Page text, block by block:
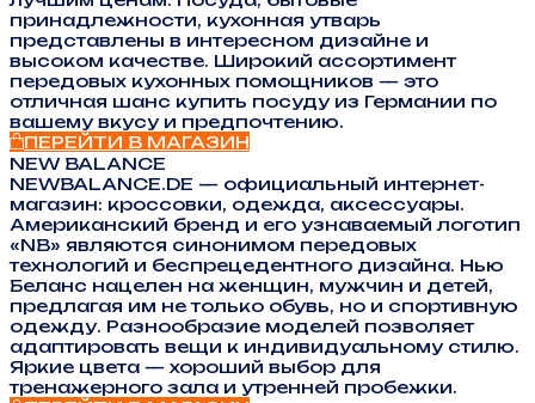
принадлежности, кухонная утварь
представлены в интересном дизайне и
высоком качестве. Широкий ассортимент
передовых кухонных помощников — это
отличная шанс купить посуду из Германии по
вашему вкусу и предпочтению.
ПЕРЕЙТИ В МАГАЗИН
NEW BALANCE
NEWBALANCE.DE — официальный интернет-
магазин: кроссовки, одежда, аксессуары.
Американский бренд и его узнаваемый логотип
«NB» являются синонимом передовых
технологий и беспрецедентного дизайна. Нью
Беланс нацелен на женщин, мужчин и детей,
предлагая им не только обувь, но и спортивную
одежду. Разнообразие моделей позволяет
адаптировать вещи к индивидуальному стилю.
Яркие цвета — хороший выбор для
тренажерного зала и утренней пробежки.